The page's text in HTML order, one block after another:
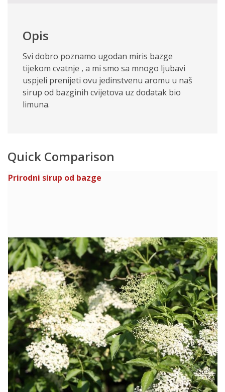
Opis
Svi dobro poznamo ugodan miris bazge
tijekom cvatnje , a mi smo sa mnogo ljubavi
uspjeli prenijeti ovu jedinstvenu aromu u naš
sirup od bazginih cvijetova uz dodatak bio
limuna.
Quick Comparison
Prirodni sirup od bazge